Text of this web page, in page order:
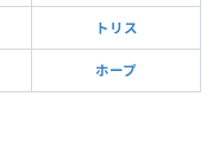
トリス
ホープ